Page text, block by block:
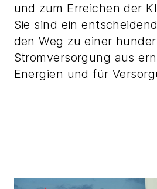
und zum Erreichen der
Sie sind ein
den Weg zu einer
Stromversorgung aus
Energien und für